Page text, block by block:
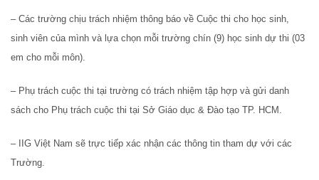
– Các trường chịu trách nhiệm thông báo về Cuộc thi cho học sinh,
sinh viên của mình và lựa chọn mỗi trường chín (9) học sinh dự thi (03
em cho mỗi môn).
– Phụ trách cuộc thi tại trường có trách nhiệm tập hợp và gửi danh
sách cho Phụ trách cuộc thi tại Sở Giáo dục & Đào tạo TP. HCM.
– IIG Việt Nam sẽ trực tiếp xác nhận các thông tin tham dự với các
Trường.